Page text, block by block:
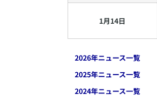
1月14日
2026年ニュース一覧
2025年ニュース一覧
2024年ニュース一覧